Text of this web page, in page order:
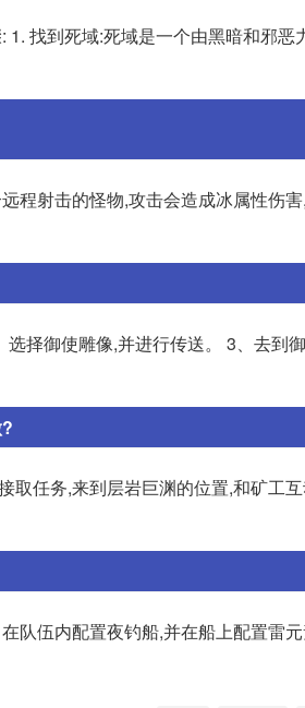
找到死域:死域是一个由黑暗和邪
程射击的怪物,攻击会造成冰属性伤
择御使雕像,并进行传送。 3、去到
取任务,来到层岩巨渊的位置,和矿工
队伍内配置夜钓船,并在船上配置雷